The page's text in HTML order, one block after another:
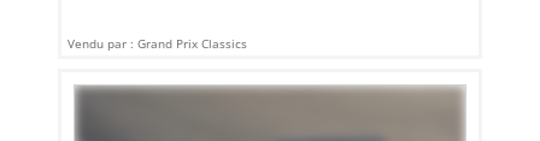
Vendu par : Grand Prix Classics